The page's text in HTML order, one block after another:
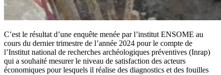
C’est le résultat d’une enquête menée par l’institut ENSOME au
cours du dernier trimestre de l’année 2024 pour le compte de
l’Institut national de recherches archéologiques préventives (Inrap)
qui a souhaité mesurer le niveau de satisfaction des acteurs
économiques pour lesquels il réalise des diagnostics et des fouilles